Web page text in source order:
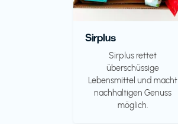
Sirplus
Sirplus rettet
überschüssige
Lebensmittel und macht
nachhaltigen Genuss
möglich.